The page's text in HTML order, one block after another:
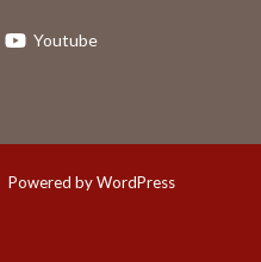
Youtube
| Powered by WordPress